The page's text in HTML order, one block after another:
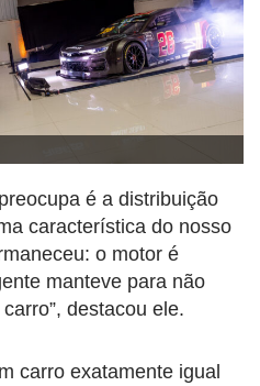
é a distribuição
característica do nosso
o motor é
manteve para não
destacou ele.
carro exatamente igual